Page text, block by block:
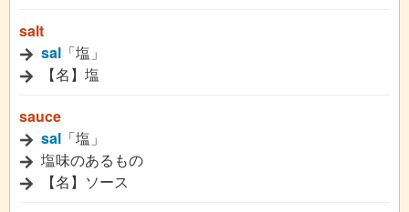
salt
sal 「塩」
【名】塩
sauce
sal 「塩」
塩味のあるもの
【名】ソース